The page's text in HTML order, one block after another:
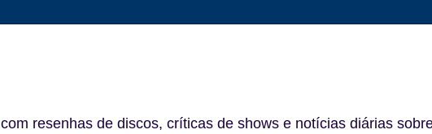
resenhas de discos, críticas de shows e notícias diárias